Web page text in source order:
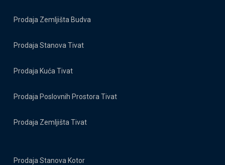
Prodaja Zemljišta Budva
Prodaja Stanova Tivat
Prodaja Kuća Tivat
Prodaja Poslovnih Prostora Tivat
Prodaja Zemljišta Tivat
Prodaja Stanova Kotor